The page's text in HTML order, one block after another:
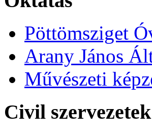
Pöttömsziget
Arany János
Művészeti
Civil szervezetek